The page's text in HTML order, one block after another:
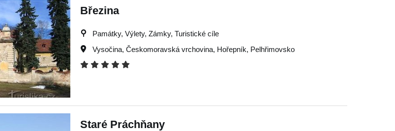
Březina
Památky, Výlety, Zámky, Turistické cíle
Vysočina, Českomoravská vrchovina, Hořepník, Pelhřimovsko
Staré Práchňany